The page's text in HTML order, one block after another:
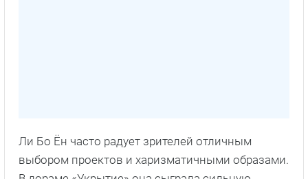
Ли Бо Ён часто радует зрителей отличным
выбором проектов и харизматичными образами.